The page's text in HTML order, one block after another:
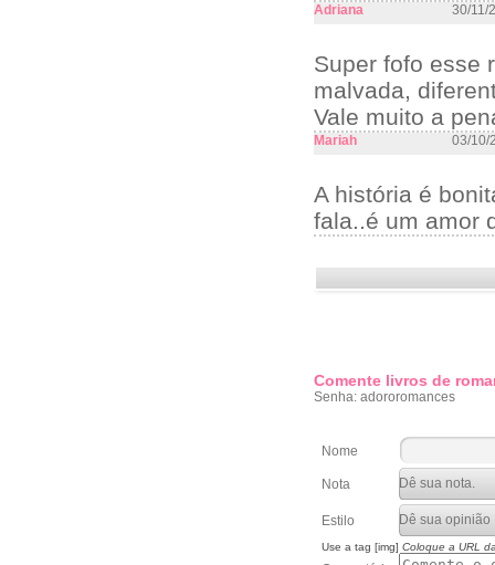
Adriana 30/11/
Super fofo esse
malvada,
Vale muito a
Mariah 03/10/
A história é
fala..é um amor
Comente livros de
Senha: adororomances
Nome
Nota
Estilo
Use a tag [img] Coloque a URL